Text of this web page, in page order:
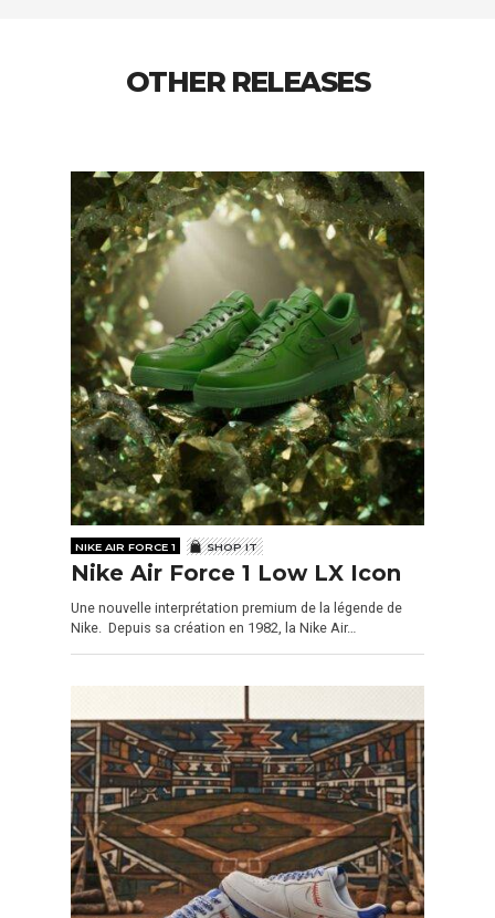
OTHER RELEASES
NIKE AIR FORCE 1 SHOP IT
Nike Air Force 1 Low LX Icon
Une nouvelle interprétation premium de la légende de
Nike. Depuis sa création en 1982, la Nike Air…